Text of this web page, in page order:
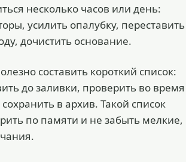
несколько часов или день:
усилить опалубку, переставить
дочистить основание.
составить короткий список:
до заливки, проверить во время
в архив. Такой список
по памяти и не забыть мелкие,